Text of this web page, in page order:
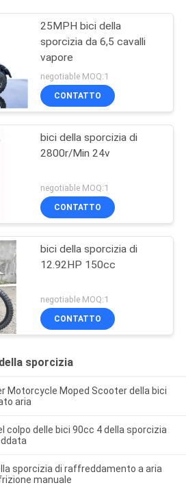
25MPH bici della
sporcizia da 6,5 cavalli
vapore
negotiable MOQ:1
CONTATTO
bici della sporcizia di
2800r/Min 24v
negotiable MOQ:1
CONTATTO
bici della sporcizia di
12.92HP 150cc
negotiable MOQ:1
CONTATTO
sporcizia
Motorcycle Moped Scooter della bici
aria
colpo delle bici 90cc 4 della sporcizia
sporcizia di raffreddamento a aria
manuale